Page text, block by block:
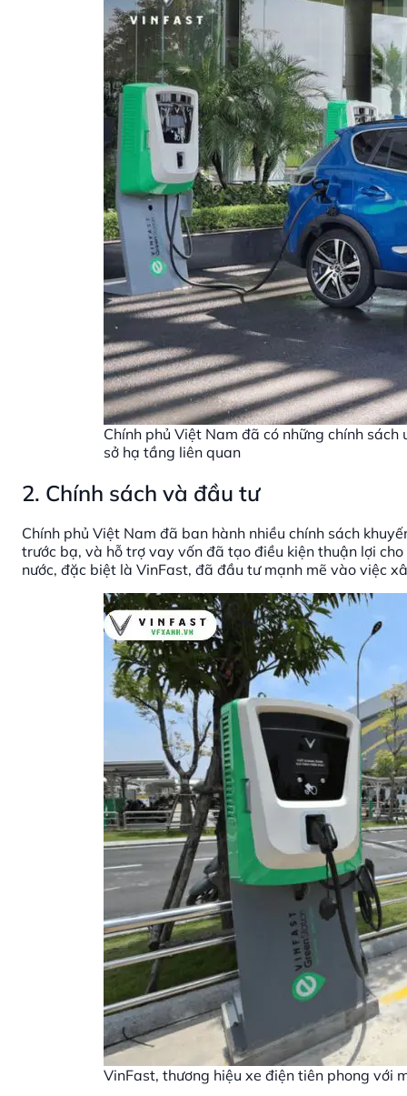
Chính phủ Việt Nam đã có những chính
sở hạ tầng liên quan
2. Chính sách và đầu tư
Chính phủ Việt Nam đã ban hành nhiều chính sách
trước bạ, và hỗ trợ vay vốn đã tạo điều kiện thuận lợi
nước, đặc biệt là VinFast, đã đầu tư mạnh mẽ vào việc
VinFast, thương hiệu xe điện tiên phong với